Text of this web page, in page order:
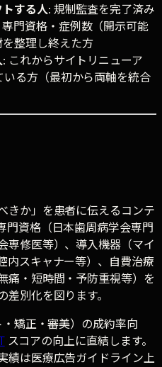
する人: 規制監査を完了済み
門資格・症例数（開示可能
整理し終えた方
: これからサイトリニューア
る方（最初から両軸を統合
きか」を患者に伝えるコンテ
門資格（日本歯周病学会専門
専修医等）、導入機器（マイ
内スキャナー等）、自費治療
痛・短時間・予防重視等）を
別化を図ります。
矯正・審美）の成約率向
スコアの向上に直結します。
績は医療広告ガイドライン上